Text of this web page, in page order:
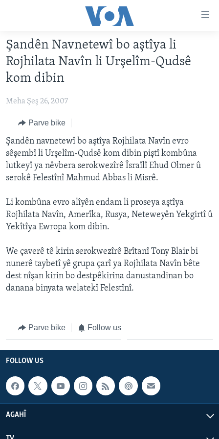
Yekser
here
naveroka
serekî
here
serekî
Yekser
here
Lêgerînê
DESTPÊK
NÛÇE
FOTO GALERÎ
RADYO
HEVPEYVÎN
AMERÎKA
TIRKÎYE
SÛRÎYE
ÎRAQ
ÎRAN
CÎHAN
ÇAND Û HUNER
SERNIVÎS
SORANÎ
Learning English
Zimanên Din
Şandên Navnetewî bo aştîya li
Rojhilata Navîn li Urşelîm-Qudsê
kom dibin
Meha Şeş 26, 2007
Parve bike
Şandên navnetewî bo aştîya Rojhilata Navîn evro
sêşembî li Urşelîm-Qudsê kom dibin piştî kombûna
lutkeyî ya nêvbera serokwezîrê Îsraîlî Ehud Olmer û
serokê Felestînî Mahmud Abbas li Misrê.
Li kombûna evro alîyên endam li proseya aştîya
Rojhilata Navîn, Amerîka, Rusya, Neteweyên Yekgirtî û
Yekîtîya Ewropa kom dibin.
We çaverê tê kirin serokwezîrê Brîtanî Tony Blair bi
nunerê taybetî yê grupa çarî ya Rojhilata Navîn bête
dest nîşan kirin bo destpêkirina danustandinan bo
danana binyata welatekî Felestînî.
Parve bike Follow us
FOLLOW US
AGAHÎ